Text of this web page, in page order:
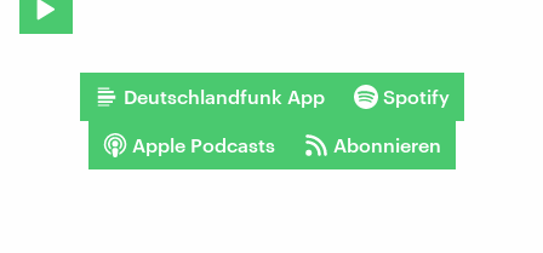
Deutschlandfunk App Spotify
Apple Podcasts Abonnieren